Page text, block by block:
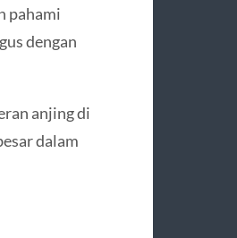
pahami
dengan
anjing di
dalam